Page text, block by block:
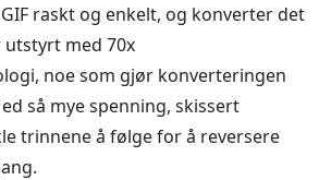
raskt og enkelt, og konverter det
utstyrt med 70x
noe som gjør konverteringen
så mye spenning, skissert
trinnene å følge for å reversere